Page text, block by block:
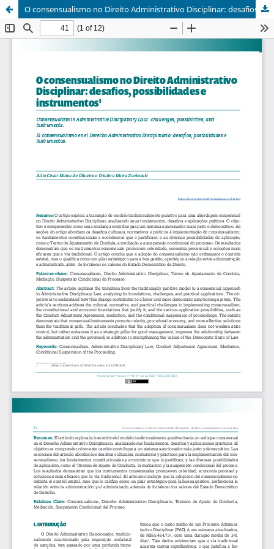
O consensualismo no Direito Administrativo Disciplinar: desafios, possibilidades e instrumentos